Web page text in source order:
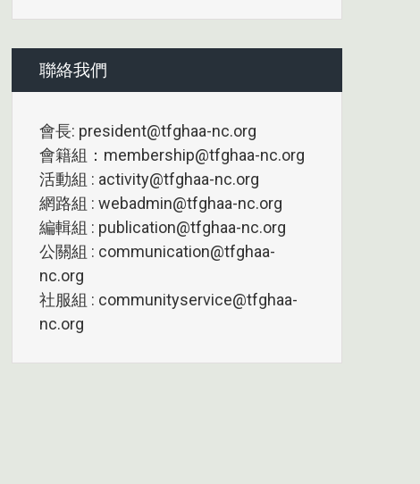
聯絡我們
會長: president@tfghaa-nc.org
會籍組：membership@tfghaa-nc.org
活動組 : activity@tfghaa-nc.org
網路組 : webadmin@tfghaa-nc.org
編輯組 : publication@tfghaa-nc.org
公關組 : communication@tfghaa-
nc.org
社服組 : communityservice@tfghaa-
nc.org